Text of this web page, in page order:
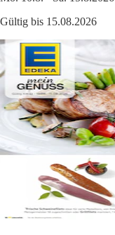
Gültig bis 15.08.2026